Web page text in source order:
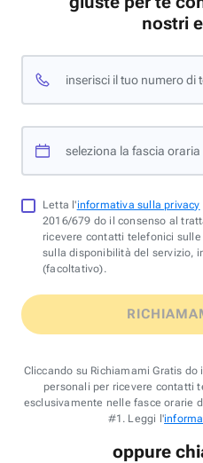
nostri
inserisci il tuo numero di
seleziona la fascia oraria
Letta l'informativa sulla privacy
2016/679 do il consenso al
ricevere contatti telefonici
sulla disponibilità del servizio,
(facoltativo).
Cliccando su Richiamami Gratis
personali per ricevere contatti
esclusivamente nelle fasce orarie
#1. Leggi l'
oppure